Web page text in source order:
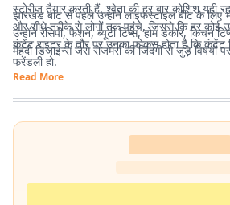
स्टोरीज तैयार करती हैं. श्वेता की हर बार कोशिश यही
और सीधे तरीके से लोगों तक पहुंचे, जिससे कि हर कोई
कंटेंट राइटर के तौर पर उनका फोकस होता है कि
फ्रेंडली हो.
झारखंड बीट से पहले उन्होंने लाइफस्टाइल बीट के लिए
उन्होंने रेसिपी, फैशन, ब्यूटी टिप्स, होम डेकोर, किचन
मेहंदी डिजाइन्स जैसे रोजमर्रा की जिंदगी से जुड़े विषयों
Read More